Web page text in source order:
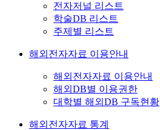
전자저널 리스트
학술DB 리스트
주제별 리스트
해외전자자료 이용안내
해외전자자료 이용안내
해외DB별 이용권한
대학별 해외DB 구독현황
해외전자자료 통계